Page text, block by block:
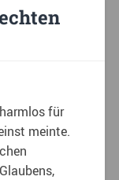
für
meinte.